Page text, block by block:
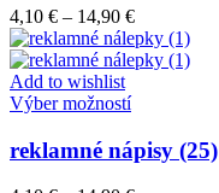
variantov.
Možnosti
si
môžete
vybrať
na
stránke
produktu.
4,10 € – 14,90 €Price
range:
4,10 €
Add to wishlist
Výber možnostíTento
má
viacero
variantov.
reklamné nápisy (25)